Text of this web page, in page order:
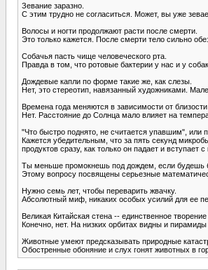
Зевание заразно.
С этим трудно не согласиться. Может, вы уже
Волосы и ногти продолжают расти после смерти.
Это только кажется. После смерти тело сильно
Собачья пасть чище человеческого рта.
Правда в том, что ротовые бактерии у нас и у
Дождевые капли по форме такие же, как слезы.
Нет, это стереотип, навязанный художниками.
Времена года меняются в зависимости от
Нет. Расстояние до Солнца мало влияет на
"Что быстро поднято, не считается упавшим", или
Кажется убедительным, что за пять секунд
продуктов сразу, как только он падает и вступает с
Ты меньше промокнешь под дождем, если будешь
Этому вопросу посвящены серьезные
Нужно семь лет, чтобы переварить жвачку.
Абсолютный миф, никаких особых усилий для ее
Великая Китайская стена -- единственное
Конечно, нет. На низких орбитах видны и
Животные умеют предсказывать природные
Обостренные обоняние и слух гонят животных в